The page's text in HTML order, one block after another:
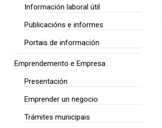
Información laboral útil
Publicacións e informes
Portais de información
Emprendemento e Empresa
Presentación
Emprender un negocio
Trámites municipais